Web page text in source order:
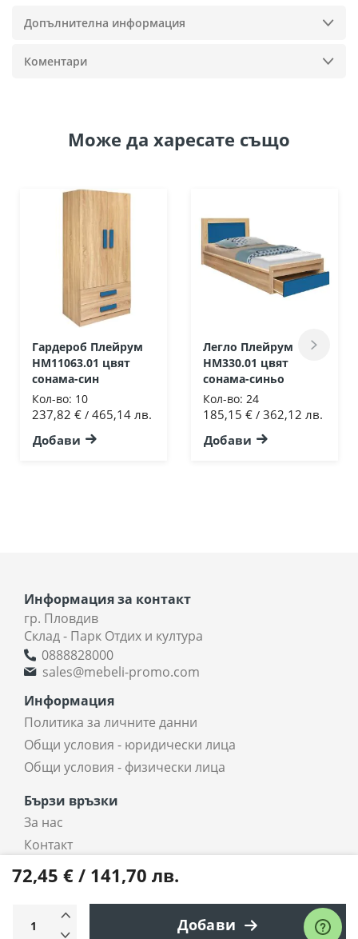
72,45 € / 141,70 лв.
Добави
Допълнителна информация
Коментари
Може да харесате също
Гардероб Плейрум
HM11063.01 цвят
сонама-син
Кол-во: 10
237,82 € / 465,14 лв.
Добави
Легло Плейрум
HM330.01 цвят
сонама-синьо
Кол-во: 24
185,15 € / 362,12 лв.
Добави
Информация за контакт
гр. Пловдив
Склад - Парк Отдих и култура
0888828000
sales@mebeli-promo.com
Информация
Политика за личните данни
Общи условия - юридически лица
Общи условия - физически лица
Бързи връзки
За нас
Контакт
coradi.bg - интернет магазин
Всички права запазени © 2025 coradi.bg
Електронен магазин